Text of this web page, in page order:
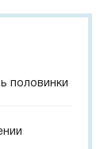
половинки